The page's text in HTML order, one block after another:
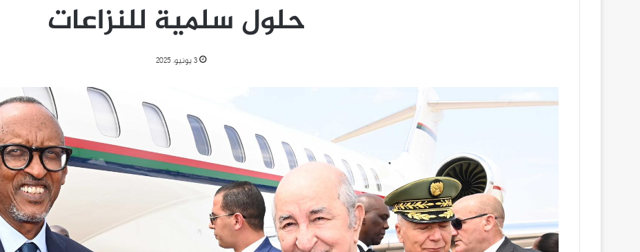
حلول سلمية للنزاعات
3 يونيو، 2025